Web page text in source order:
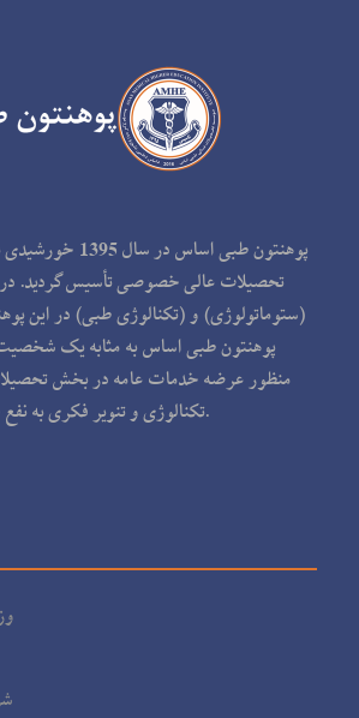
پوهنتون طبی اساس
تحصیلات عالی خصوصی تأسیس گردید.
(ستوماتولوژی) و (تکنالوژی طبی) در این
پوهنتون طبی اساس به مثابه یک
منظور عرضه خدمات عامه در بخش
تکنالوژی و تنویر فکری به نفع جامعه فعالیت می‏کند.